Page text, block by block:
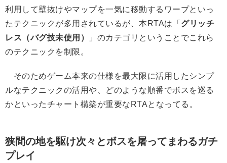
利用して壁抜けやマップを一気に移動するワープといっ
たテクニックが多用されているが、本RTAは「 グリッチ
レス（バグ技未使用）
」のカテゴリということでこれら
のテクニックを制限。
そのためゲーム本来の仕様を最大限に活用したシンプ
ルなテクニックの活用や、どのような順番でボスを巡る
かといったチャート構築が重要なRTAとなってる。
狭間の地を駆け次々とボスを屠ってまわるガチ
プレイ